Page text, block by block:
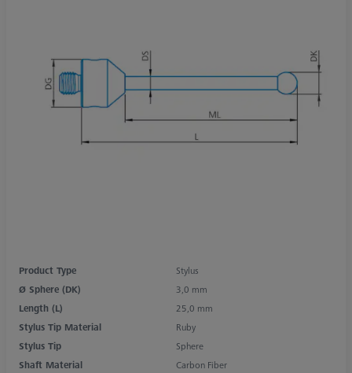
Product Type
Stylus
Ø Sphere (DK)
3,0 mm
Length (L)
25,0 mm
Stylus Tip Material
Ruby
Stylus Tip
Sphere
Shaft Material
Carbon Fiber